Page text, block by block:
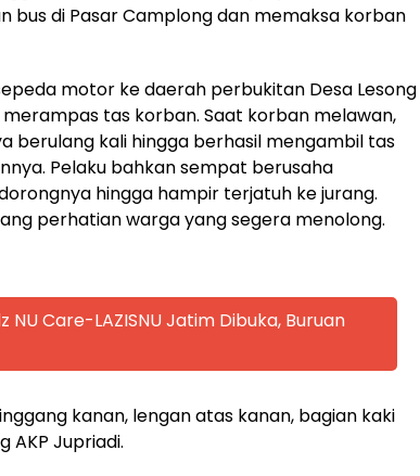
bus di Pasar Camplong dan memaksa korban
motor ke daerah perbukitan Desa Lesong
tas korban. Saat korban melawan,
berulang kali hingga berhasil mengambil tas
Pelaku bahkan sempat berusaha
hingga hampir terjatuh ke jurang.
perhatian warga yang segera menolong.
Care-LAZISNU Jatim Dibuka, Buruan
kanan, lengan atas kanan, bagian kaki
AKP Jupriadi.